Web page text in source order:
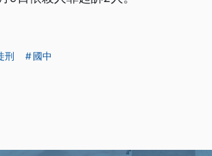
刑 國中